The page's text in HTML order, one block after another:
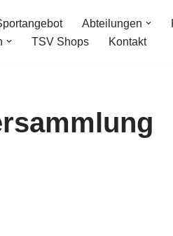
Abteilungen
TSV Shops Kontakt